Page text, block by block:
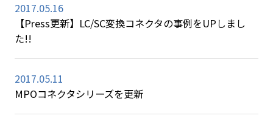
2017.05.16
【Press更新】LC/SC変換コネクタの事例をUPしまし
た!!
2017.05.11
MPOコネクタシリーズを更新